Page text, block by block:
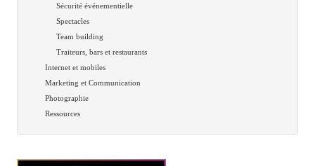
Sécurité événementielle
Spectacles
Team building
Traiteurs, bars et restaurants
Internet et mobiles
Marketing et Communication
Photographie
Ressources